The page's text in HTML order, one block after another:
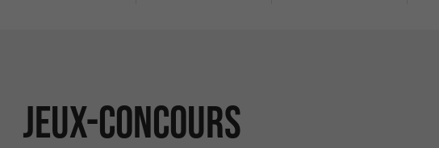
Jeux-concours